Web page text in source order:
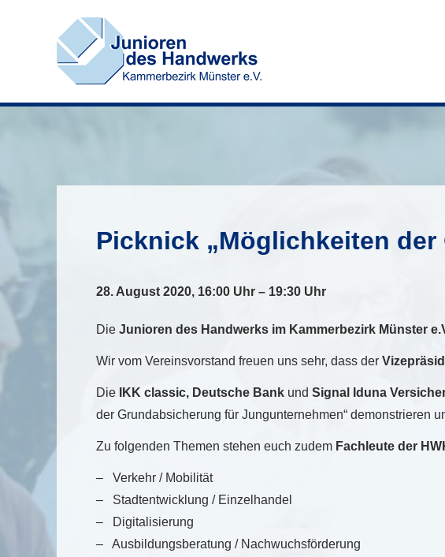
Picknick „Möglichkeiten
28. August 2020, 16:00 Uhr – 19:30 Uhr
Die Junioren des Handwerks im Kammerbezirk Münster
Wir vom Vereinsvorstand freuen uns sehr, dass der
Die IKK classic, Deutsche Bank und Signal Iduna
der Grundabsicherung für Jungunternehmen“ demonstrieren
Zu folgenden Themen stehen euch zudem Fachleute der
– Verkehr / Mobilität
– Stadtentwicklung / Einzelhandel
– Digitalisierung
– Ausbildungsberatung / Nachwuchsförderung